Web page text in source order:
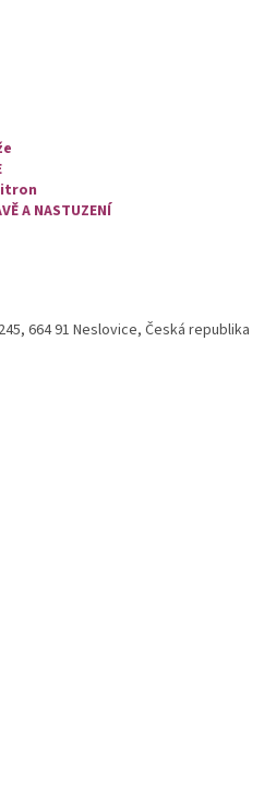
A NASTUZENÍ
664 91 Neslovice, Česká republika